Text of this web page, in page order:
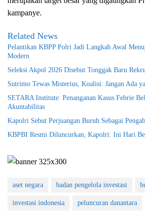
kampanye.
Related News
Pelantikan KBPP Polri Jadi Langkah Awal
Modern
Seleksi Akpol 2026 Disebut Tonggak Baru
Sutrimo Tewas Misterius, Koalisi: Jangan Ada
SETARA Institute: Penanganan Kasus Febrie
Akuntabilitas
Kapolri Sebut Perjuangan Buruh Sebagai
KBPBI Resmi Diluncurkan, Kapolri: Ini Hari
aset negara badan pengelola investasi
investasi indonesia peluncuran danantara